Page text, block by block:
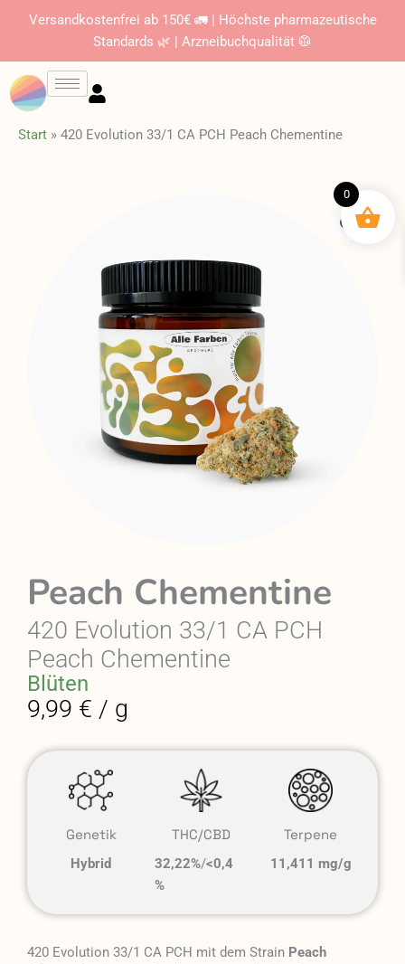
Versandkostenfrei ab 150€ 🚛 | Höchste pharmazeutische
Standards 🌿 | Arzneibuchqualität 🥼
Start » 420 Evolution 33/1 CA PCH Peach Chementine
Peach Chementine
420 Evolution 33/1 CA PCH
Peach Chementine
Blüten
9,99 € / g
Genetik
Hybrid
THC/CBD
32,22%/<0,4
%
Terpene
11,411 mg/g
420 Evolution 33/1 CA PCH mit dem Strain Peach
0